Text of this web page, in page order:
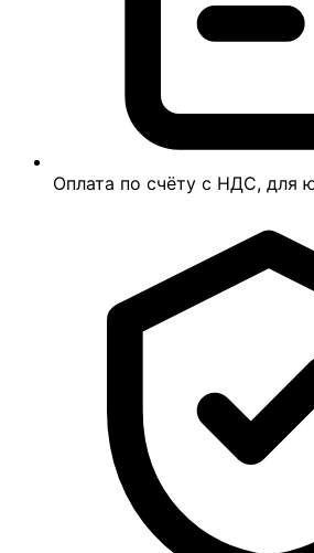
Оплата по счёту с НДС, для